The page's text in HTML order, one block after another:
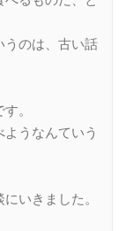
うのは、古い話
。
うなんていう
いきました。